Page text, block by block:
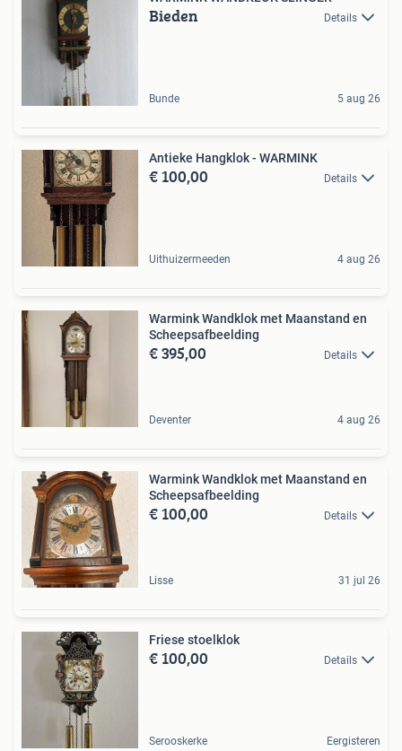
Bieden Details
Bunde 5 aug 26
Antieke Hangklok - WARMINK
€ 100,00 Details
Uithuizermeeden 4 aug 26
Warmink Wandklok met Maanstand en
Scheepsafbeelding
€ 395,00 Details
Deventer 4 aug 26
Warmink Wandklok met Maanstand en
Scheepsafbeelding
€ 100,00 Details
Lisse 31 jul 26
Friese stoelklok
€ 100,00 Details
Serooskerke Eergisteren